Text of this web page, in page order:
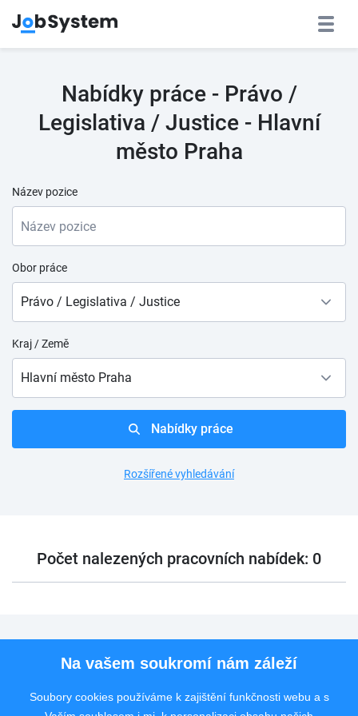
Nabídky práce - Právo /
Legislativa / Justice - Hlavní
město Praha
Název pozice
Obor práce
Právo / Legislativa / Justice
Kraj / Země
Hlavní město Praha
Nabídky práce
Rozšířené vyhledávání
Počet nalezených pracovních nabídek: 0
Pro uchazečeNa vašem soukromí nám záleží
Soubory cookies používáme k zajištění funkčnosti webu a s